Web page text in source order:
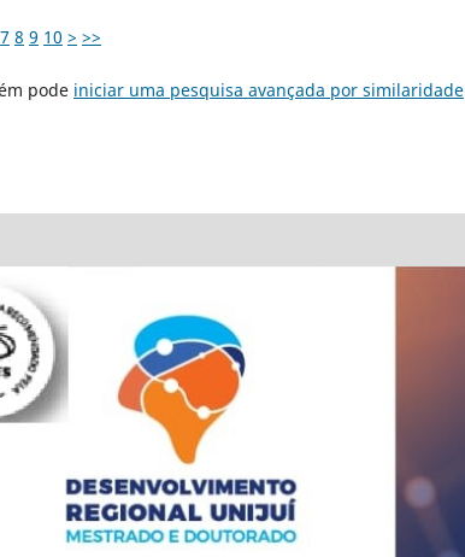
7 8 9 10 > >>
pode iniciar uma pesquisa avançada por similaridade